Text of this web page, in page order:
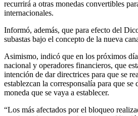
recurrirá a otras monedas convertibles
internacionales.
Informó, además, que para efecto del
subastas bajo el concepto de la nueva
Asimismo, indicó que en los próximos
nacional y operadores financieros, que
intención de dar directrices para que se
establezcan la corresponsalía para que se
moneda que se vaya a establecer.
“Los más afectados por el bloqueo